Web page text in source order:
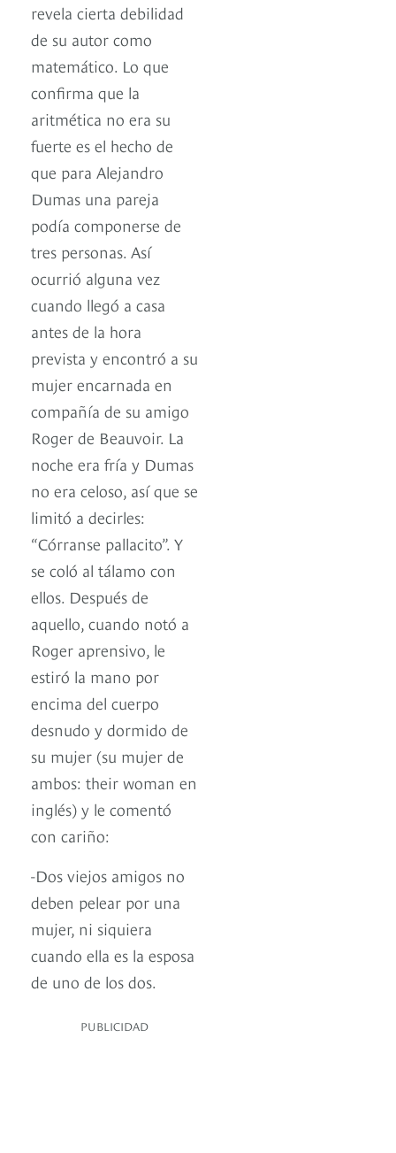
revela cierta debilidad
de su autor como
matemático. Lo que
confirma que la
aritmética no era su
fuerte es el hecho de
que para Alejandro
Dumas una pareja
podía componerse de
tres personas. Así
ocurrió alguna vez
cuando llegó a casa
antes de la hora
prevista y encontró a su
mujer encarnada en
compañía de su amigo
Roger de Beauvoir. La
noche era fría y Dumas
no era celoso, así que se
limitó a decirles:
“Córranse pallacito”. Y
se coló al tálamo con
ellos. Después de
aquello, cuando notó a
Roger aprensivo, le
estiró la mano por
encima del cuerpo
desnudo y dormido de
su mujer (su mujer de
ambos: their woman en
inglés) y le comentó
con cariño:
-Dos viejos amigos no
deben pelear por una
mujer, ni siquiera
cuando ella es la esposa
de uno de los dos.
PUBLICIDAD